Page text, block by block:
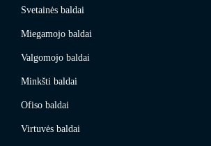
Svetainės baldai
Miegamojo baldai
Valgomojo baldai
Minkšti baldai
Ofiso baldai
Virtuvės baldai